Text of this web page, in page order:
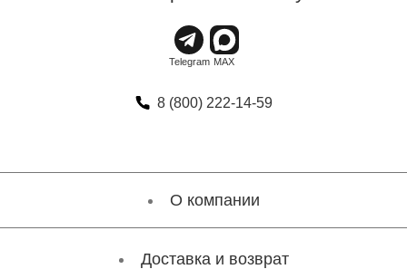
8 (800) 222-14-59
О компании
Доставка и возврат